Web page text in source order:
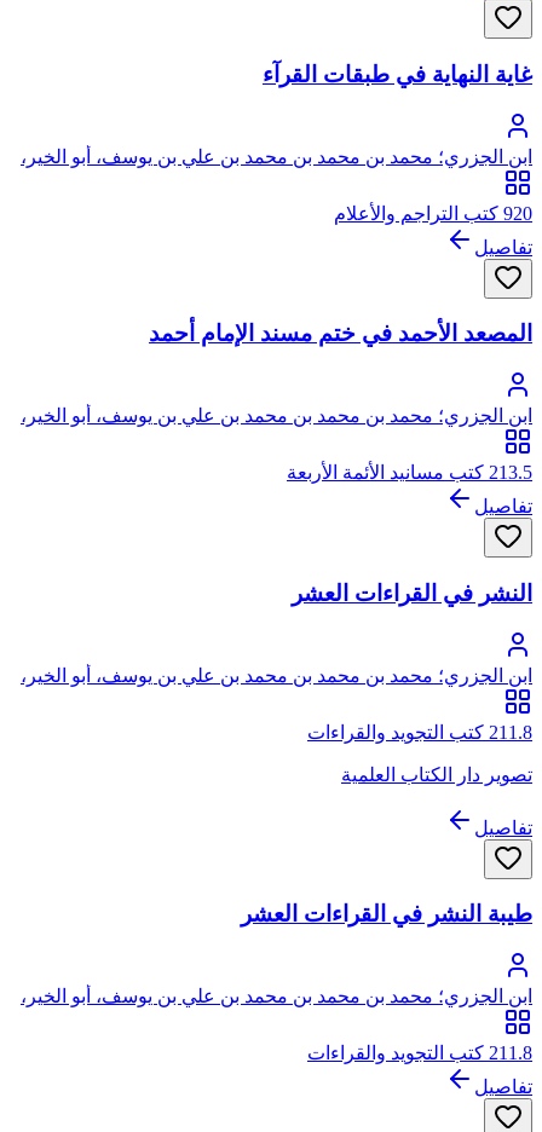
غاية النهاية في طبقات القرآء
ابن الجزري؛ محمد بن محمد بن محمد بن علي بن يوسف، أبو الخير،
شمس الدين، العمري الدمشقي ثم الشيرازي الشافعي، الشهير بابن
الجزري
920 كتب التراجم والأعلام
تفاصيل
المصعد الأحمد في ختم مسند الإمام أحمد
ابن الجزري؛ محمد بن محمد بن محمد بن علي بن يوسف، أبو الخير،
شمس الدين، العمري الدمشقي ثم الشيرازي الشافعي، الشهير بابن
الجزري
213.5 كتب مسانيد الأئمة الأربعة
تفاصيل
النشر في القراءات العشر
ابن الجزري؛ محمد بن محمد بن محمد بن علي بن يوسف، أبو الخير،
شمس الدين، العمري الدمشقي ثم الشيرازي الشافعي، الشهير بابن
الجزري
211.8 كتب التجويد والقراءات
تصوير دار الكتاب العلمية
تفاصيل
طيبة النشر في القراءات العشر
ابن الجزري؛ محمد بن محمد بن محمد بن علي بن يوسف، أبو الخير،
شمس الدين، العمري الدمشقي ثم الشيرازي الشافعي، الشهير بابن
الجزري
211.8 كتب التجويد والقراءات
تفاصيل